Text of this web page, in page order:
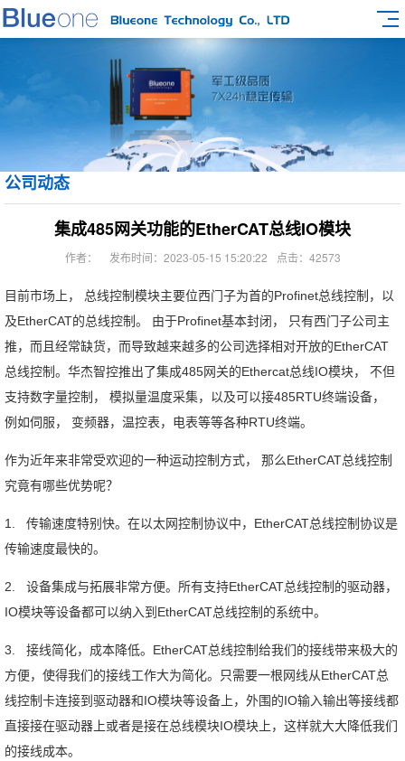
公司动态
集成485网关功能的EtherCAT总线IO模块
作者： 发布时间：2023-05-15 15:20:22 点击：42573
目前市场上， 总线控制模块主要位西门子为首的Profinet总线控制，以
及EtherCAT的总线控制。 由于Profinet基本封闭， 只有西门子公司主
推，而且经常缺货，而导致越来越多的公司选择相对开放的EtherCAT
总线控制。华杰智控推出了集成485网关的Ethercat总线IO模块， 不但
支持数字量控制， 模拟量温度采集，以及可以接485RTU终端设备，
例如伺服， 变频器，温控表，电表等等各种RTU终端。
作为近年来非常受欢迎的一种运动控制方式， 那么EtherCAT总线控制
究竟有哪些优势呢？
1.   传输速度特别快。在以太网控制协议中，EtherCAT总线控制协议是
传输速度最快的。
2.   设备集成与拓展非常方便。所有支持EtherCAT总线控制的驱动器，
IO模块等设备都可以纳入到EtherCAT总线控制的系统中。
3.   接线简化，成本降低。EtherCAT总线控制给我们的接线带来极大的
方便，使得我们的接线工作大为简化。只需要一根网线从EtherCAT总
线控制卡连接到驱动器和IO模块等设备上，外围的IO输入输出等接线都
直接接在驱动器上或者是接在总线模块IO模块上，这样就大大降低我们
的接线成本。